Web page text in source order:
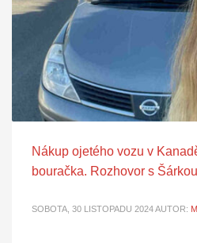
Nákup ojetého vozu v
bouračka. Rozhovor s Šárkou
SOBOTA, 30 LISTOPADU 2024AUTOR: